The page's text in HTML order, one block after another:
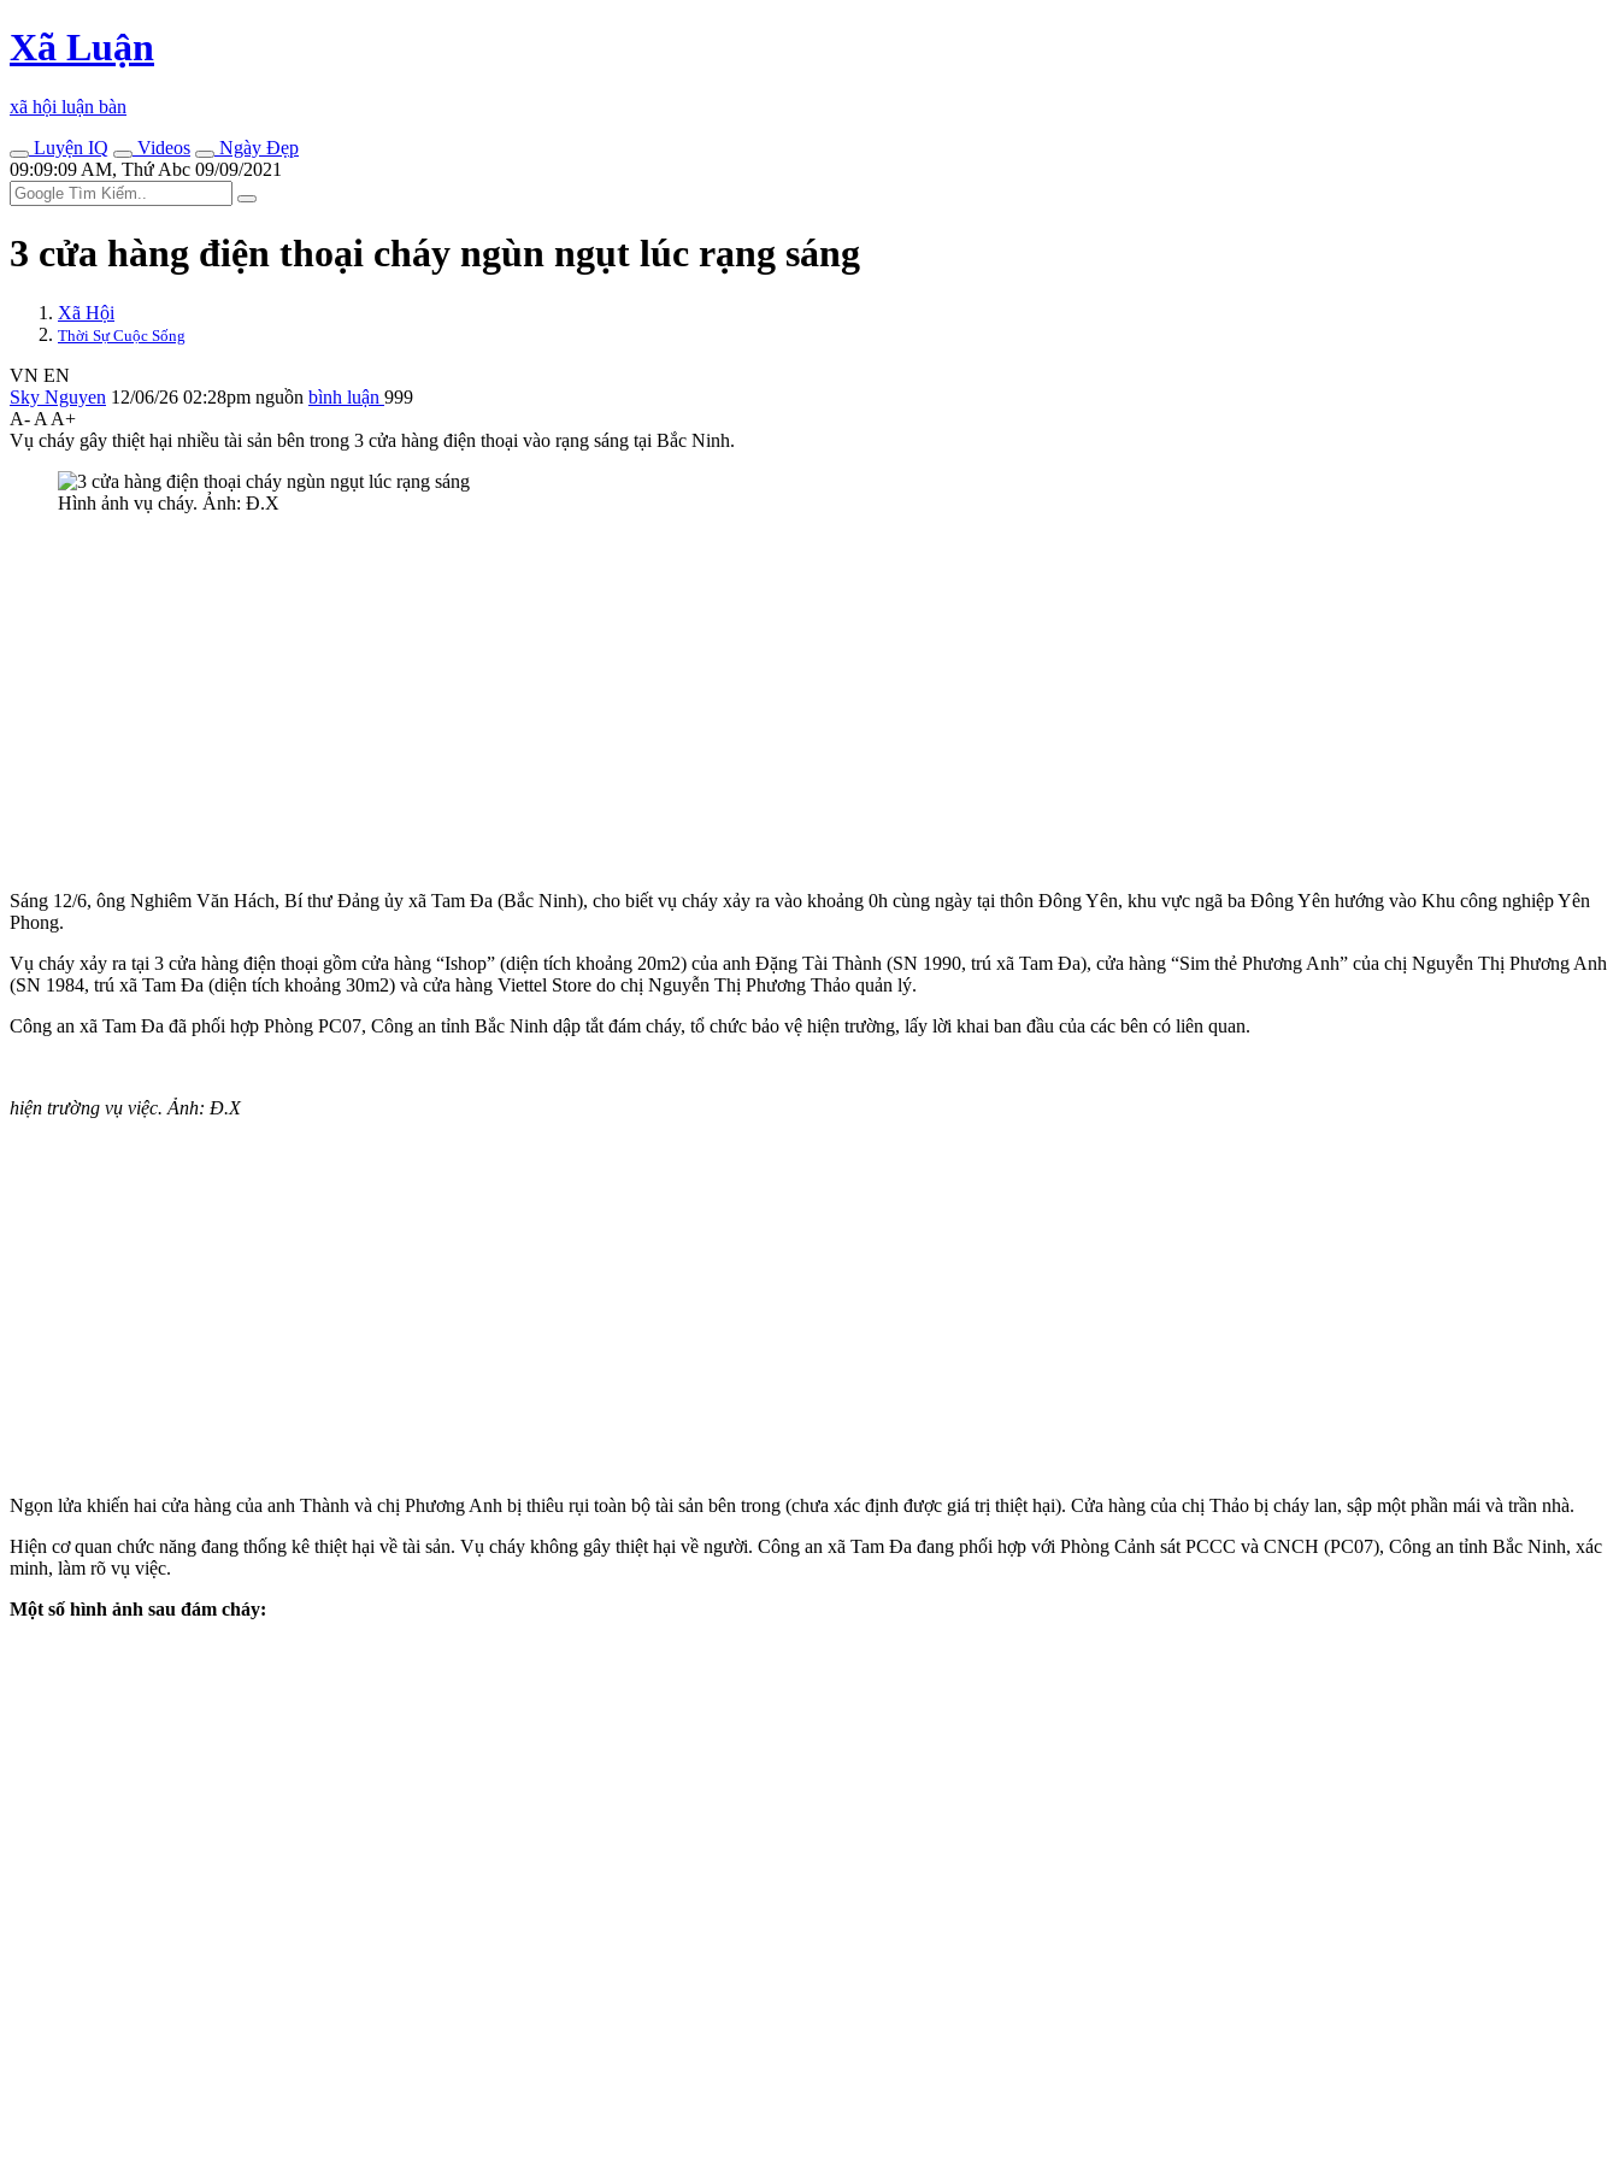
Xã Luận
xã hội luận bàn
Luyện IQ
Videos
Ngày Đẹp
09:09:09 AM, Thứ Abc 09/09/2021
3 cửa hàng điện thoại cháy ngùn ngụt lúc rạng sáng
Xã Hội
Thời Sự Cuộc Sống
VN EN
Sky Nguyen 12/06/26 02:28pm nguồn bình luận 999
A- A A+
Vụ cháy gây thiệt hại nhiều tài sản bên trong 3 cửa hàng điện thoại vào rạng sáng tại Bắc Ninh.
Hình ảnh vụ cháy. Ảnh: Đ.X
Sáng 12/6, ông Nghiêm Văn Hách, Bí thư Đảng ủy xã Tam Đa (Bắc Ninh), cho biết vụ cháy xảy ra vào khoảng 0h cùng ngày tại thôn Đông Yên, khu vực ngã ba Đông Yên hướng vào Khu công nghiệp Yên
Phong.
Vụ cháy xảy ra tại 3 cửa hàng điện thoại gồm cửa hàng “Ishop” (diện tích khoảng 20m2) của anh Đặng Tài Thành (SN 1990, trú xã Tam Đa), cửa hàng “Sim thẻ Phương Anh” của chị Nguyễn Thị Phương Anh
(SN 1984, trú xã Tam Đa (diện tích khoảng 30m2) và cửa hàng Viettel Store do chị Nguyễn Thị Phương Thảo quản lý.
Công an xã Tam Đa đã phối hợp Phòng PC07, Công an tỉnh Bắc Ninh dập tắt đám cháy, tổ chức bảo vệ hiện trường, lấy lời khai ban đầu của các bên có liên quan.
hiện trường vụ việc. Ảnh: Đ.X
Ngọn lửa khiến hai cửa hàng của anh Thành và chị Phương Anh bị thiêu rụi toàn bộ tài sản bên trong (chưa xác định được giá trị thiệt hại). Cửa hàng của chị Thảo bị cháy lan, sập một phần mái và trần nhà.
Hiện cơ quan chức năng đang thống kê thiệt hại về tài sản. Vụ cháy không gây thiệt hại về người. Công an xã Tam Đa đang phối hợp với Phòng Cảnh sát PCCC và CNCH (PC07), Công an tỉnh Bắc Ninh, xác
minh, làm rõ vụ việc.
Một số hình ảnh sau đám cháy: